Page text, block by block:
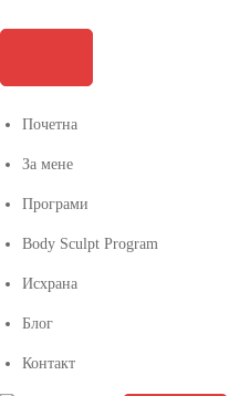
Почетна
За мене
Програми
Body Sculpt Program
Исхрана
Блог
Контакт